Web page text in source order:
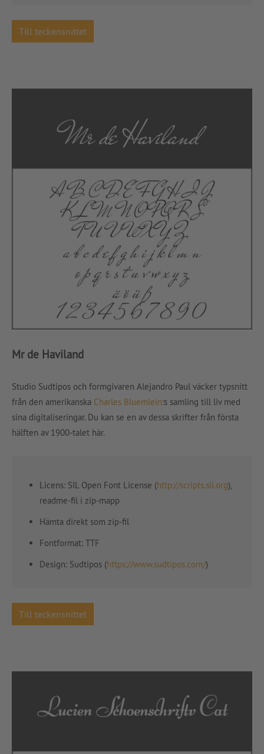
Till teckensnittet
Mr de Haviland
Studio Sudtipos och formgivaren Alejandro Paul väcker typsnitt
från den amerikanska Charles Bluemlein:s samling till liv med
sina digitaliseringar. Du kan se en av dessa skrifter från första
hälften av 1900-talet här.
Licens: SIL Open Font License (http://scripts.sil.org),
readme-fil i zip-mapp
Hämta direkt som zip-fil
Fontformat: TTF
Design: Sudtipos (https://www.sudtipos.com/)
Till teckensnittet